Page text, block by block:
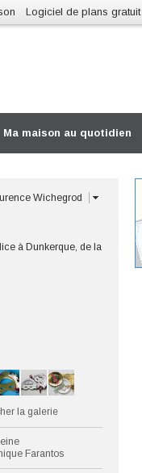
Logiciel de plans gratuit
Ma maison au quotidien
Wichegrod
à Dunkerque, de la
la galerie
Farantos